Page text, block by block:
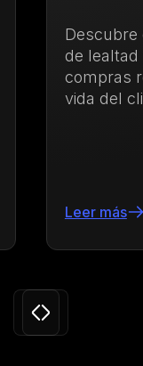
Descubre
de lealtad y
compras
vida del
Leer más